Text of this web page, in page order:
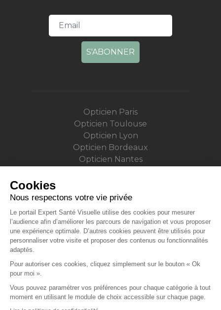
S'ABONNER
Opticien Paris
Opticien Toulouse
Opticien Lyon
Opticien Bordeaux
Opticien Nantes
Opticien Montpellier
Opticien Grenoble
Opticien Marseille
Opticien Aix-en-Provence
Opticien Angers
Cookies
Nous respectons votre vie privée
Le portail Expert Santé Visuelle utilise des cookies pour mesurer
l’audience afin d’améliorer les parcours de navigation et vous proposer
une expérience optimale. D’autres cookies peuvent être utilisés pour
personnaliser votre visite et proposer des contenus ou fonctionnalités
adaptés.
Pour autoriser ces cookies, cliquez simplement sur le bouton « Ok
pour moi ».
Vous pouvez paramétrer vos préférences pour chaque catégorie à tout
moment en utilisant le module de choix accessible sur chaque page.